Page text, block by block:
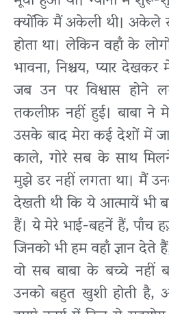
क्योंकि मैं अकेली थी। अकेले
होता था। लेकिन वहाँ के
भावना, निश्चय, प्यार देखकर
जब उन पर विश्वास होने
तकलीफ़ नहीं हुई। बाबा ने
उसके बाद मेरा कई देशों में
काले, गोरे सब के साथ
मुझे डर नहीं लगता था। मैं
देखती थी कि ये आत्मायें भी
हैं। ये मेरे भाई-बहनें हैं, पाँच
जिनको भी हम वहाँ ज्ञान देते
वो सब बाबा के बच्चे
उनको बहुत खुशी होती है,